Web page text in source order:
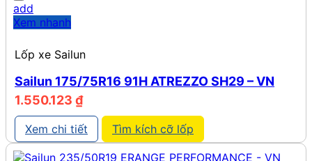
add
Xem nhanh
Lốp xe Sailun
Sailun 175/75R16 91H ATREZZO SH29 – VN
1.550.123 ₫
Xem chi tiết Tìm kích cỡ lốp